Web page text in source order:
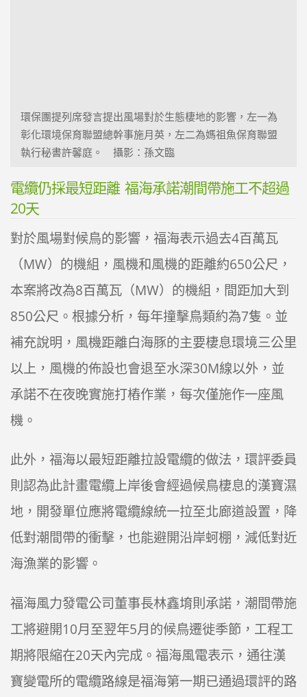
環保團提列席發言提出風場對於生態棲地的影響，左一為
彰化環境保育聯盟總幹事施月英，左二為媽祖魚保育聯盟
執行秘書許馨庭。 攝影：孫文臨
電纜仍採最短距離 福海承諾潮間帶施工不超過
20天
對於風場對候鳥的影響，福海表示過去4百萬瓦
（MW）的機組，風機和風機的距離約650公尺，
本案將改為8百萬瓦（MW）的機組，間距加大到
850公尺。根據分析，每年撞擊鳥類約為7隻。並
補充說明，風機距離白海豚的主要棲息環境三公里
以上，風機的佈設也會退至水深30M線以外，並
承諾不在夜晚實施打樁作業，每次僅施作一座風
機。
此外，福海以最短距離拉設電纜的做法，環評委員
則認為此計畫電纜上岸後會經過候鳥棲息的漢寶濕
地，開發單位應將電纜線統一拉至北廊道設置，降
低對潮間帶的衝擊，也能避開沿岸蚵棚，減低對近
海漁業的影響。
福海風力發電公司董事長林鑫堉則承諾，潮間帶施
工將避開10月至翌年5月的候鳥遷徙季節，工程工
期將限縮在20天內完成。福海風電表示，通往漢
寶變電所的電纜路線是福海第一期已通過環評的路